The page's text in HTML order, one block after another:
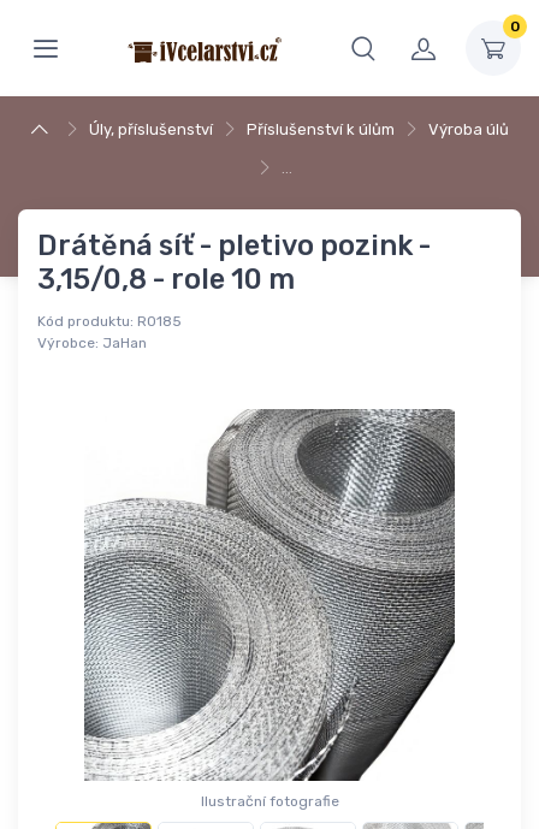
0
Úly, příslušenství Příslušenství k úlům Výroba úlů
…
Drátěná síť - pletivo pozink -
3,15/0,8 - role 10 m
Kód produktu: R0185
Výrobce: JaHan
Ilustrační fotografie